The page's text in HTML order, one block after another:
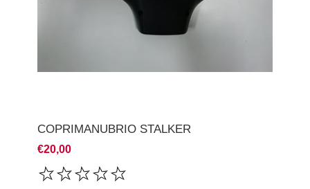
COPRIMANUBRIO STALKER
€20,00